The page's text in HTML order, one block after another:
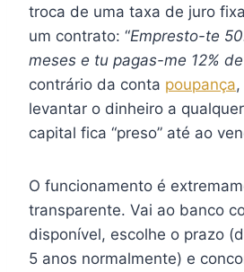
troca de uma taxa de juro
um contrato: “Empresto-te
meses e tu pagas-me 12%
contrário da conta poupança
levantar o dinheiro a
capital fica “preso” até ao
O funcionamento é
transparente. Vai ao banco
disponível, escolhe o prazo
5 anos normalmente) e